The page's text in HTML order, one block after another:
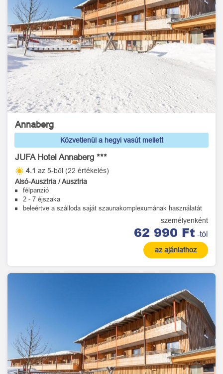
Annaberg
Közvetlenül a hegyi vasút mellett
JUFA Hotel Annaberg ***
4.1 az 5-ből (22 értékelés)
Alsó-Ausztria / Ausztria
félpanzió
2 - 7 éjszaka
beleértve a szálloda saját szaunakomplexumának használatát
személyenként
62 990 Ft -tól
az ajánlathoz